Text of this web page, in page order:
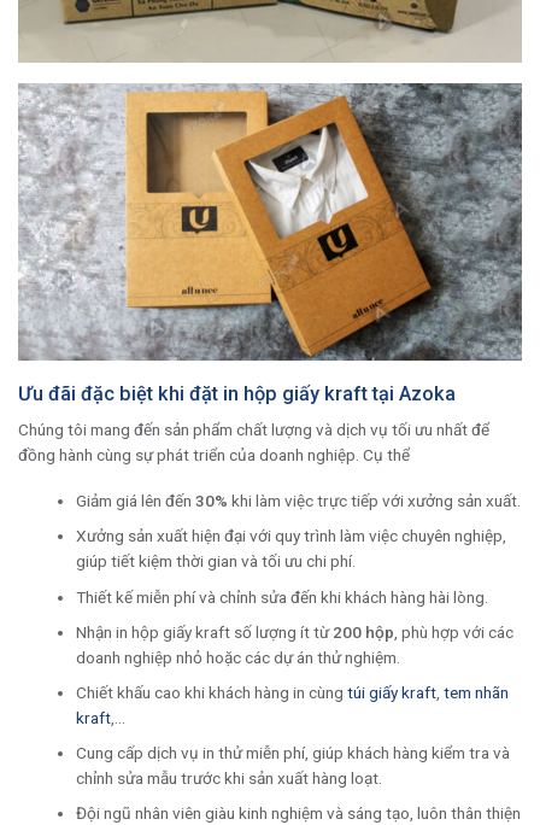
Ưu đãi đặc biệt khi đặt in hộp giấy kraft tại Azoka
Chúng tôi mang đến sản phẩm chất lượng và dịch vụ tối ưu nhất để
đồng hành cùng sự phát triển của doanh nghiệp. Cụ thể
Giảm giá lên đến 30% khi làm việc trực tiếp với xưởng sản xuất.
Xưởng sản xuất hiện đại với quy trình làm việc chuyên nghiệp,
giúp tiết kiệm thời gian và tối ưu chi phí.
Thiết kế miễn phí và chỉnh sửa đến khi khách hàng hài lòng.
Nhận in hộp giấy kraft số lượng ít từ200 hộp , phù hợp với các
doanh nghiệp nhỏ hoặc các dự án thử nghiệm.
Chiết khấu cao khi khách hàng in cùng túi giấy kraft, tem nhãn
kraft,…
Cung cấp dịch vụ in thử miễn phí, giúp khách hàng kiểm tra và
chỉnh sửa mẫu trước khi sản xuất hàng loạt.
Đội ngũ nhân viên giàu kinh nghiệm và sáng tạo, luôn thân thiện